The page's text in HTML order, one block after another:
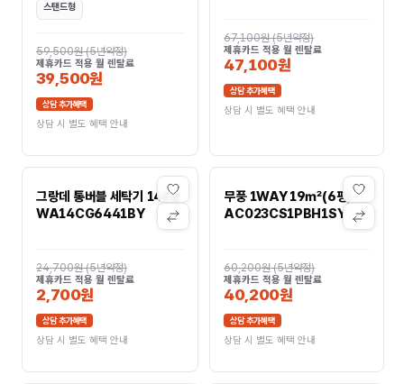
스탠드형
59,500원(5년약정)
제휴카드 적용 월 렌탈료
39,500원
상담 추가혜택
상담 시 별도 혜택 안내
67,100원(5년약정)
제휴카드 적용 월 렌탈료
47,100원
상담 추가혜택
상담 시 별도 혜택 안내
그랑데 통버블 세탁기 14kg
WA14CG6441BY
24,700원(5년약정)
제휴카드 적용 월 렌탈료
2,700원
상담 추가혜택
상담 시 별도 혜택 안내
무풍 1WAY 19㎡(6평)
AC023CS1PBH1SY
60,200원(5년약정)
제휴카드 적용 월 렌탈료
40,200원
상담 추가혜택
상담 시 별도 혜택 안내